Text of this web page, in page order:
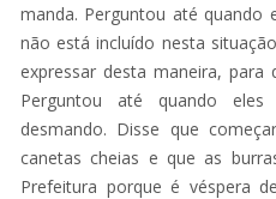
manda. Perguntou até quando
não está incluído nesta
expressar desta maneira, para
Perguntou até quando
desmando. Disse que
canetas cheias e que as
Prefeitura porque é véspera